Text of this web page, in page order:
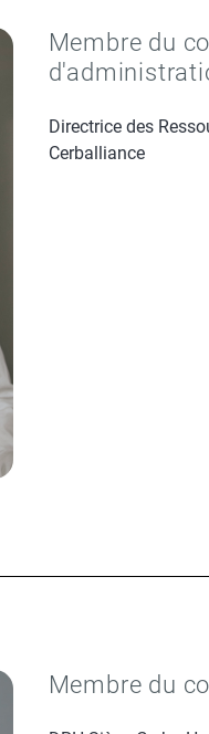
Membre du
Directrice des
Cerballiance
Membre du